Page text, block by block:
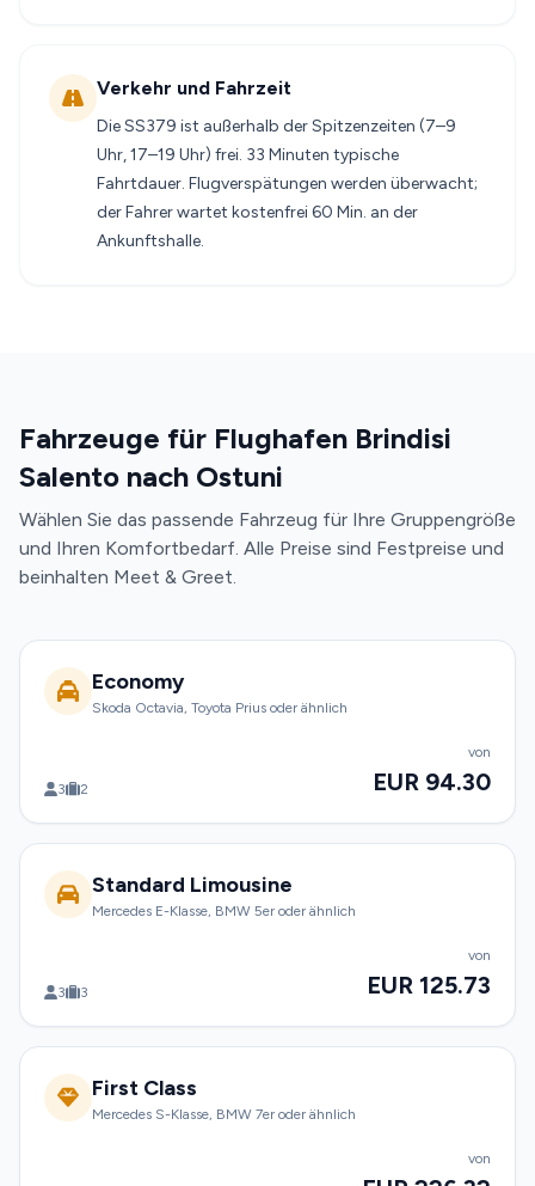
Verkehr und Fahrzeit
Die SS379 ist außerhalb der Spitzenzeiten (7–9
Uhr, 17–19 Uhr) frei. 33 Minuten typische
Fahrtdauer. Flugverspätungen werden überwacht;
der Fahrer wartet kostenfrei 60 Min. an der
Ankunftshalle.
Fahrzeuge für Flughafen Brindisi
Salento nach Ostuni
Wählen Sie das passende Fahrzeug für Ihre Gruppengröße
und Ihren Komfortbedarf. Alle Preise sind Festpreise und
beinhalten Meet & Greet.
Economy
Skoda Octavia, Toyota Prius oder ähnlich
3 2
von
EUR 94.30
Standard Limousine
Mercedes E-Klasse, BMW 5er oder ähnlich
3 3
von
EUR 125.73
First Class
Mercedes S-Klasse, BMW 7er oder ähnlich
von